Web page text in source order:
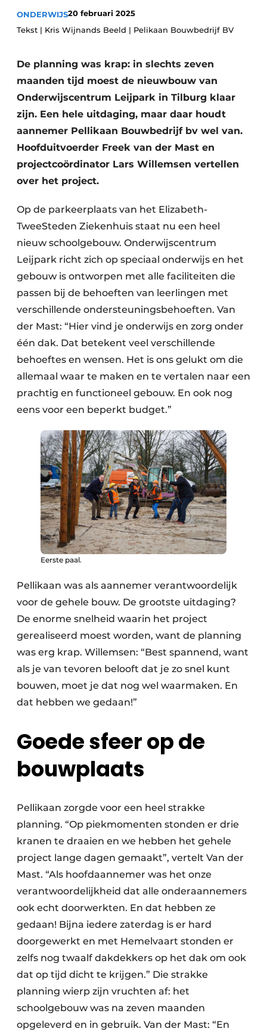
Podcasts
Privacy / Cookie statement
Vacature aanmelden
Vacatures
Video’s
Glas
Modulair bouwen
ONDERWIJS20 februari 2025
Tekst | Kris Wijnands Beeld | Pelikaan Bouwbedrijf BV
De planning was krap: in slechts zeven
maanden tijd moest de nieuwbouw van
Onderwijscentrum Leijpark in Tilburg klaar
zijn. Een hele uitdaging, maar daar houdt
aannemer Pellikaan Bouwbedrijf bv wel van.
Hoofduitvoerder Freek van der Mast en
projectcoördinator Lars Willemsen vertellen
over het project.
Op de parkeerplaats van het Elizabeth-
TweeSteden Ziekenhuis staat nu een heel
nieuw schoolgebouw. Onderwijscentrum
Leijpark richt zich op speciaal onderwijs en het
gebouw is ontworpen met alle faciliteiten die
passen bij de behoeften van leerlingen met
verschillende ondersteuningsbehoeften. Van
der Mast: “Hier vind je onderwijs en zorg onder
één dak. Dat betekent veel verschillende
behoeftes en wensen. Het is ons gelukt om die
allemaal waar te maken en te vertalen naar een
prachtig en functioneel gebouw. En ook nog
eens voor een beperkt budget.”
Eerste paal.
Pellikaan was als aannemer verantwoordelijk
voor de gehele bouw. De grootste uitdaging?
De enorme snelheid waarin het project
gerealiseerd moest worden, want de planning
was erg krap. Willemsen: “Best spannend, want
als je van tevoren belooft dat je zo snel kunt
bouwen, moet je dat nog wel waarmaken. En
dat hebben we gedaan!”
Goede sfeer op de
bouwplaats
Pellikaan zorgde voor een heel strakke
planning. “Op piekmomenten stonden er drie
kranen te draaien en we hebben het gehele
project lange dagen gemaakt”, vertelt Van der
Mast. “Als hoofdaannemer was het onze
verantwoordelijkheid dat alle onderaannemers
ook echt doorwerkten. En dat hebben ze
gedaan! Bijna iedere zaterdag is er hard
doorgewerkt en met Hemelvaart stonden er
zelfs nog twaalf dakdekkers op het dak om ook
dat op tijd dicht te krijgen.” Die strakke
planning wierp zijn vruchten af: het
schoolgebouw was na zeven maanden
opgeleverd en in gebruik. Van der Mast: “En